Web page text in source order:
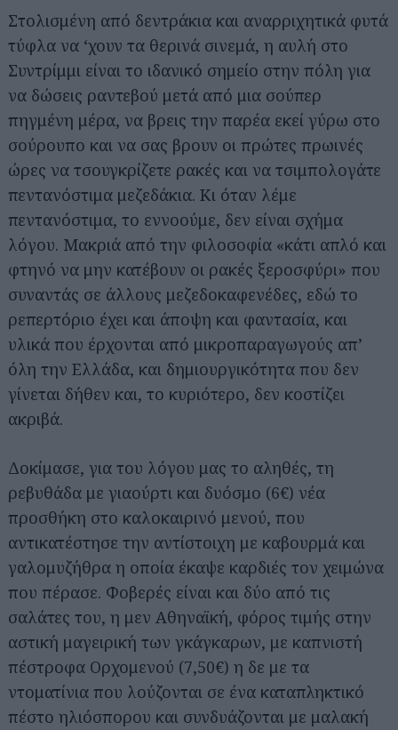
Στολισμένη από δεντράκια και αναρριχητικά φυτά
τύφλα να ‘χουν τα θερινά σινεμά, η αυλή στο
Συντρίμμι είναι το ιδανικό σημείο στην πόλη για
να δώσεις ραντεβού μετά από μια σούπερ
πηγμένη μέρα, να βρεις την παρέα εκεί γύρω στο
σούρουπο και να σας βρουν οι πρώτες πρωινές
ώρες να τσουγκρίζετε ρακές και να τσιμπολογάτε
πεντανόστιμα μεζεδάκια. Κι όταν λέμε
πεντανόστιμα, το εννοούμε, δεν είναι σχήμα
λόγου. Μακριά από την φιλοσοφία «κάτι απλό και
φτηνό να μην κατέβουν οι ρακές ξεροσφύρι» που
συναντάς σε άλλους μεζεδοκαφενέδες, εδώ το
ρεπερτόριο έχει και άποψη και φαντασία, και
υλικά που έρχονται από μικροπαραγωγούς απ’
όλη την Ελλάδα, και δημιουργικότητα που δεν
γίνεται δήθεν και, το κυριότερο, δεν κοστίζει
ακριβά.
Δοκίμασε, για του λόγου μας το αληθές, τη
ρεβυθάδα με γιαούρτι και δυόσμο (6€) νέα
προσθήκη στο καλοκαιρινό μενού, που
αντικατέστησε την αντίστοιχη με καβουρμά και
γαλομυζήθρα η οποία έκαψε καρδιές τον χειμώνα
που πέρασε. Φοβερές είναι και δύο από τις
σαλάτες του, η μεν Αθηναϊκή, φόρος τιμής στην
αστική μαγειρική των γκάγκαρων, με καπνιστή
πέστροφα Ορχομενού (7,50€) η δε με τα
ντοματίνια που λούζονται σε ένα καταπληκτικό
πέστο ηλιόσπορου και συνδυάζονται με μαλακή